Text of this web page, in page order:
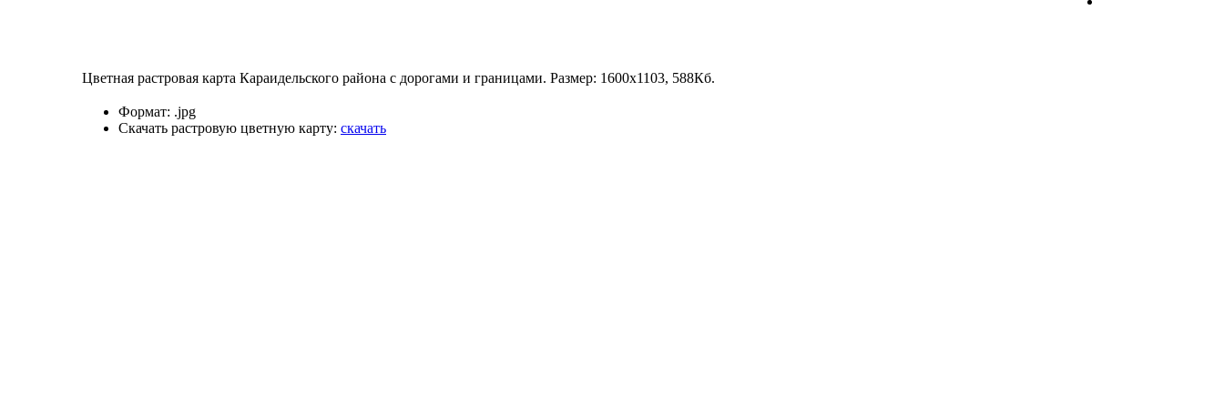
Цветная растровая карта Караидельского района с дорогами и границами. Размер: 1600х1103, 588Кб.
Формат: .jpg
Скачать растровую цветную карту: скачать